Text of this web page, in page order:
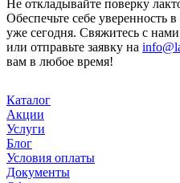
Не откладывайте поверку
Обеспечьте себе уверенность
уже сегодня. Свяжитесь с
или отправьте заявку на
вам в любое время!
Каталог
Акции
Услуги
Блог
Условия оплаты
Документы